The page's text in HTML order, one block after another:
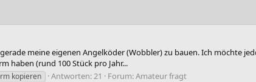
meine eigenen Angelköder (Wobbler) zu bauen. Ich möchte
haben (rund 100 Stück pro Jahr...
kopieren Antworten: 21 Forum:Amateur fragt